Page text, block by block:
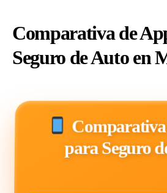
Comparativa de
Seguro de Auto en
para Seguro